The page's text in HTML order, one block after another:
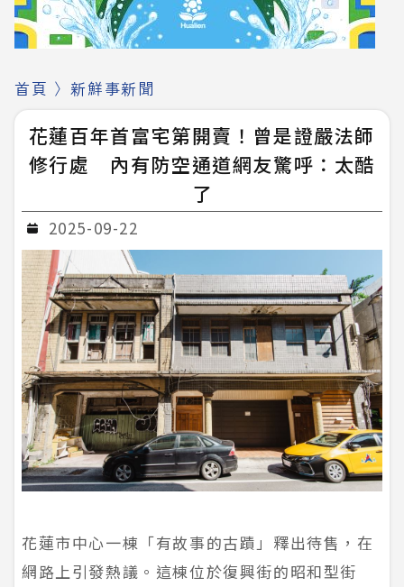
首頁 〉 新鮮事新聞
花蓮百年首富宅第開賣！曾是證嚴法師
修行處 內有防空通道網友驚呼：太酷
了
2025-09-22
花蓮市中心一棟「有故事的古蹟」釋出待售，在
網路上引發熱議。這棟位於復興街的昭和型街